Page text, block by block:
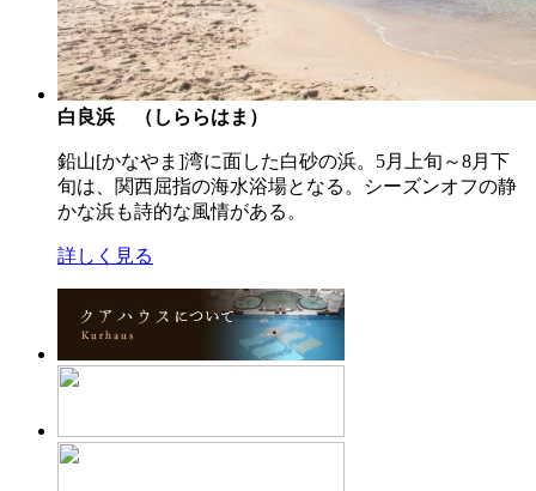
白良浜 （しららはま）
鉛山[かなやま]湾に面した白砂の浜。5月上旬～8月下
旬は、関西屈指の海水浴場となる。シーズンオフの静
かな浜も詩的な風情がある。
詳しく見る